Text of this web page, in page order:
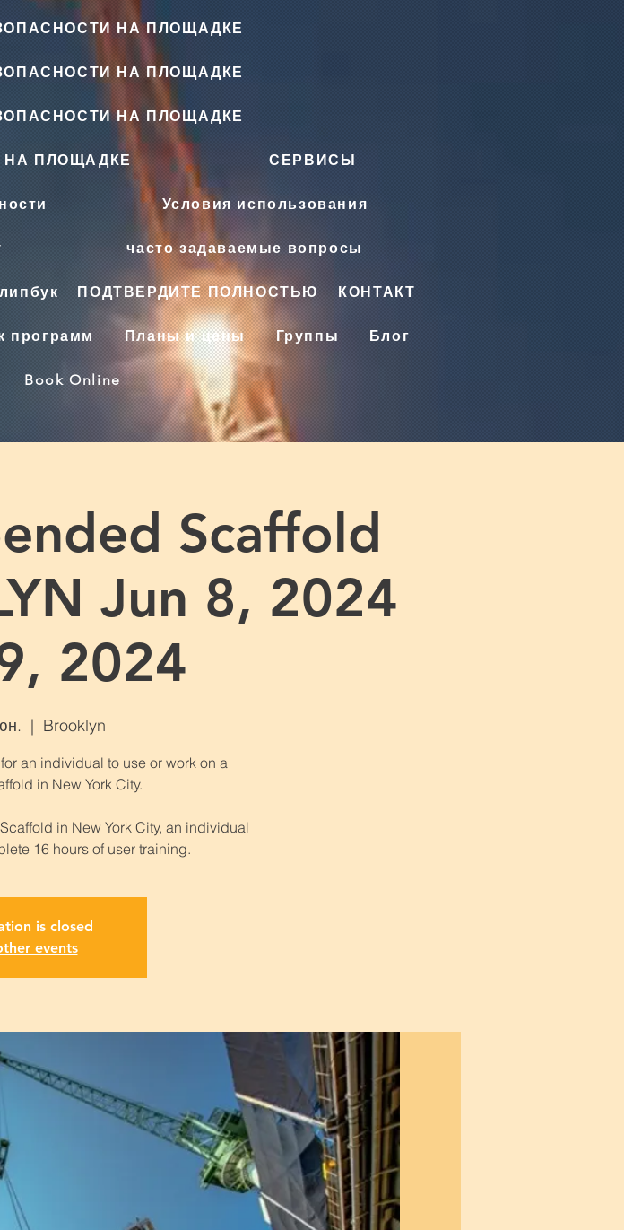
НА ПЛОЩАДКЕ
НА ПЛОЩАДКЕ
НА ПЛОЩАДКЕ
НА ПЛОЩАДКЕ СЕРВИСЫ
Условия использования
часто задаваемые вопросы
ПОДТВЕРДИТЕ ПОЛНОСТЬЮ КОНТАКТ
программ Планы и цены Группы Блог
Book Online
Scaffold
Jun 8, 2024
2024
  |
Brooklyn
an individual to use or work on a
in New York City.
in New York City, an individual
is closed
events